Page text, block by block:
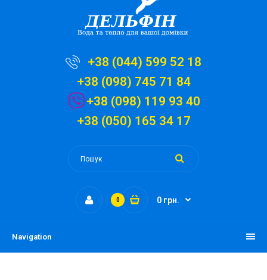
+38 (044) 599 52 18
+38 (098) 745 71 84
+38 (098) 119 93 40
+38 (050) 165 34 17
0 0 грн.
Navigation